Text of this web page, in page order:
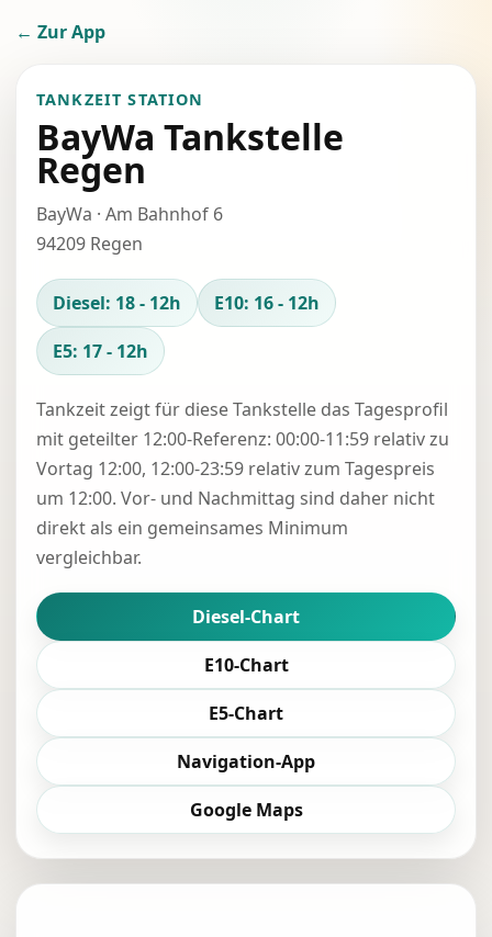
← Zur App
TANKZEIT STATION
BayWa Tankstelle
Regen
BayWa · Am Bahnhof 6
94209 Regen
Diesel: 18 - 12h
E10: 16 - 12h
E5: 17 - 12h
Tankzeit zeigt für diese Tankstelle das Tagesprofil
mit geteilter 12:00-Referenz: 00:00-11:59 relativ zu
Vortag 12:00, 12:00-23:59 relativ zum Tagespreis
um 12:00. Vor- und Nachmittag sind daher nicht
direkt als ein gemeinsames Minimum
vergleichbar.
Diesel-Chart
E10-Chart
E5-Chart
Navigation-App
Google Maps